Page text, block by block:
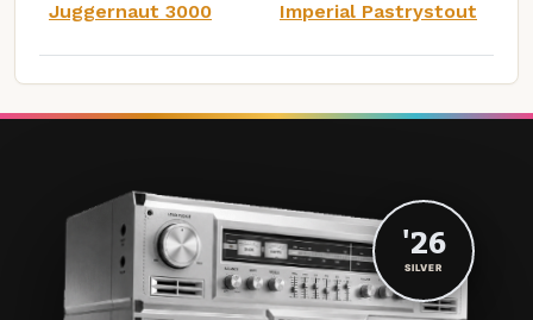
Juggernaut 3000 Imperial Pastrystout
'26
SILVER